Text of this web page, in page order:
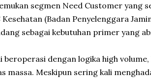
segmen Need Customer yang
(Badan Penyelenggara
sebagai kebutuhan primer yang
beroperasi dengan logika high
massa. Meskipun sering kali